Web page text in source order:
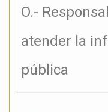
O.-
atender la
pública